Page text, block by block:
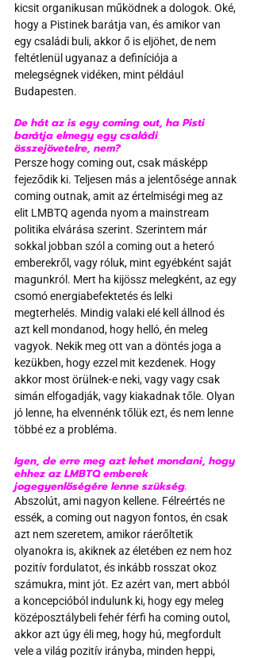
kicsit organikusan működnek a dologok. Oké,
hogy a Pistinek barátja van, és amikor van
egy családi buli, akkor ő is eljöhet, de nem
feltétlenül ugyanaz a definíciója a
melegségnek vidéken, mint például
Budapesten.
De hát az is egy coming out, ha Pisti
barátja elmegy egy családi
összejövetelre, nem?
Persze hogy coming out, csak másképp
fejeződik ki. Teljesen más a jelentősége annak
coming outnak, amit az értelmiségi meg az
elit LMBTQ agenda nyom a mainstream
politika elvárása szerint. Szerintem már
sokkal jobban szól a coming out a heteró
emberekről, vagy róluk, mint egyébként saját
magunkról. Mert ha kijössz melegként, az egy
csomó energiabefektetés és lelki
megterhelés. Mindig valaki elé kell állnod és
azt kell mondanod, hogy helló, én meleg
vagyok. Nekik meg ott van a döntés joga a
kezükben, hogy ezzel mit kezdenek. Hogy
akkor most örülnek-e neki, vagy vagy csak
simán elfogadják, vagy kiakadnak tőle. Olyan
jó lenne, ha elvennénk tőlük ezt, és nem lenne
többé ez a probléma.
Igen, de erre meg azt lehet mondani, hogy
ehhez az LMBTQ emberek
jogegyenlőségére lenne szükség.
Abszolút, ami nagyon kellene. Félreértés ne
essék, a coming out nagyon fontos, én csak
azt nem szeretem, amikor ráerőltetik
olyanokra is, akiknek az életében ez nem hoz
pozitív fordulatot, és inkább rosszat okoz
számukra, mint jót. Ez azért van, mert abból
a koncepcióból indulunk ki, hogy egy meleg
középosztálybeli fehér férfi ha coming outol,
akkor azt úgy éli meg, hogy hú, megfordult
vele a világ pozitív irányba, minden heppi,